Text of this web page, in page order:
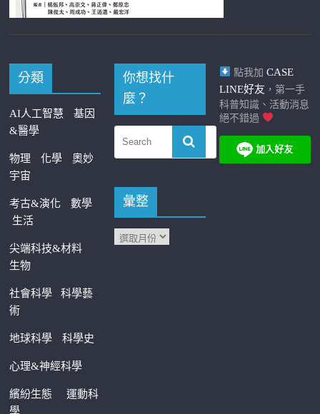
分類
AI人工智慧
基因
&醫學
物理 化學
奧妙
宇宙
考古&演化
數學
生活
尖端科技&材料
生物
社會科學科學藝
術
地球科學 科學史
心理&神經科學
繽紛生態運動科
學
你想找什
麼？
彙整
點我加 CASE
LINE好友 ，第一手
科普知識、活動消息
絕不錯過